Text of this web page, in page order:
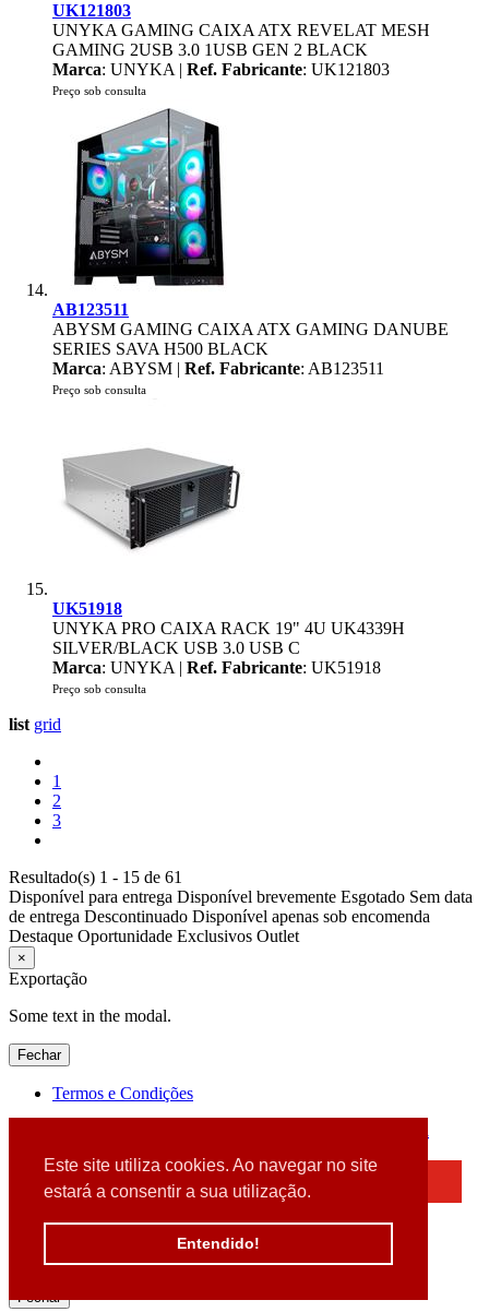
Este site utiliza cookies. Ao navegar no site
estará a consentir a sua utilização.
Entendido!
UK121803
UNYKA GAMING CAIXA ATX REVELAT MESH
GAMING 2USB 3.0 1USB GEN 2 BLACK
Marca: UNYKA | Ref. Fabricante: UK121803
Preço sob consulta
AB123511
ABYSM GAMING CAIXA ATX GAMING DANUBE
SERIES SAVA H500 BLACK
Marca: ABYSM | Ref. Fabricante: AB123511
Preço sob consulta
UK51918
UNYKA PRO CAIXA RACK 19" 4U UK4339H
SILVER/BLACK USB 3.0 USB C
Marca: UNYKA | Ref. Fabricante: UK51918
Preço sob consulta
list grid
1
2
3
Resultado(s) 1 - 15 de 61
Disponível para entrega Disponível brevemente Esgotado Sem data
de entrega Descontinuado Disponível apenas sob encomenda
Destaque Oportunidade Exclusivos Outlet
×
Exportação
Some text in the modal.
Fechar
Termos e Condições
Detectamos que está a usar um browser desatualizado
Por favor, atualize o seu browser
para garantir uma melhor experiência.
Fechar